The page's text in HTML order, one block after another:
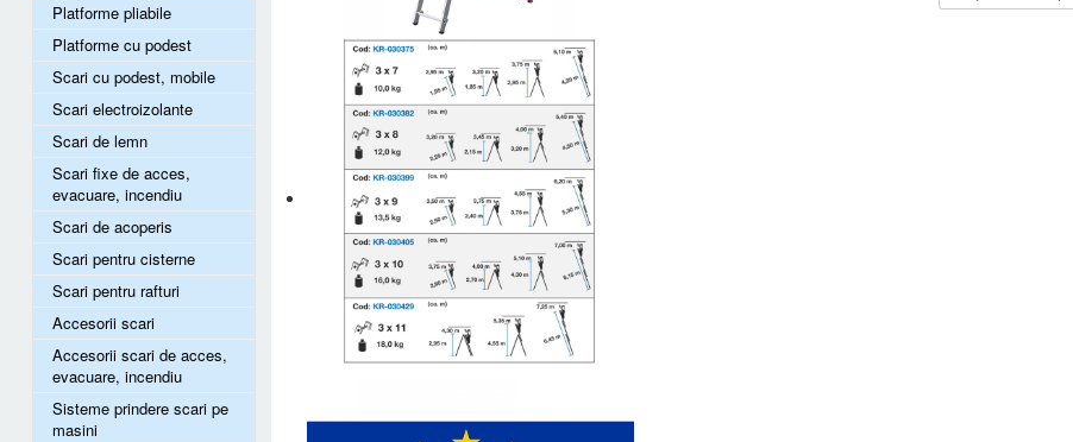
Platforme pliabile
Platforme cu podest
Scari cu podest, mobile
Scari electroizolante
Scari de lemn
Scari fixe de acces,
evacuare, incendiu
Scari de acoperis
Scari pentru cisterne
Scari pentru rafturi
Accesorii scari
Accesorii scari de acces,
evacuare, incendiu
Sisteme prindere scari pe
masini